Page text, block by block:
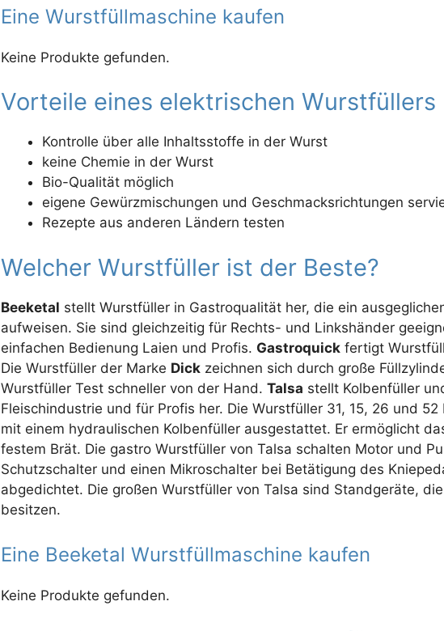
Eine Wurstfüllmaschine kaufen
Keine Produkte gefunden.
Vorteile eines elektrischen Wurstfüllers
Kontrolle über alle Inhaltsstoffe in der Wurst
keine Chemie in der Wurst
Bio-Qualität möglich
eigene Gewürzmischungen und Geschmacksrichtungen
Rezepte aus anderen Ländern testen
Welcher Wurstfüller ist der Beste?
Beeketal stellt Wurstfüller in Gastroqualität her, die ein
aufweisen. Sie sind gleichzeitig für Rechts- und Linkshänder
einfachen Bedienung Laien und Profis. Gastroquick fertigt
Die Wurstfüller der Marke Dick zeichnen sich durch große
Wurstfüller Test schneller von der Hand. Talsa stellt Kolbenfüller
Fleischindustrie und für Profis her. Die Wurstfüller 31, 15, 26 und
mit einem hydraulischen Kolbenfüller ausgestattet. Er ermöglicht
festem Brät. Die gastro Wurstfüller von Talsa schalten Motor und
Schutzschalter und einen Mikroschalter bei Betätigung des
abgedichtet. Die großen Wurstfüller von Talsa sind Standgeräte,
besitzen.
Eine Beeketal Wurstfüllmaschine kaufen
Keine Produkte gefunden.